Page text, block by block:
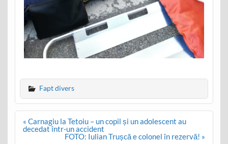
Fapt divers
Post
navigation
« Carnagiu la Tetoiu – un copil și un adolescent au
decedat într-un accident
FOTO: Iulian Trușcă e colonel în rezervă! »